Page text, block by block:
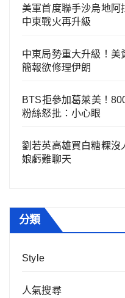
美軍首度聯手沙烏地阿
中東戰火再升級
中東局勢重大升級！
簡報欲修理伊朗
BTS拒參加葛萊美！
粉絲怒批：小心眼
劉若英高雄買白糖粿
娘虧難聊天
分類
Style
人氣搜尋